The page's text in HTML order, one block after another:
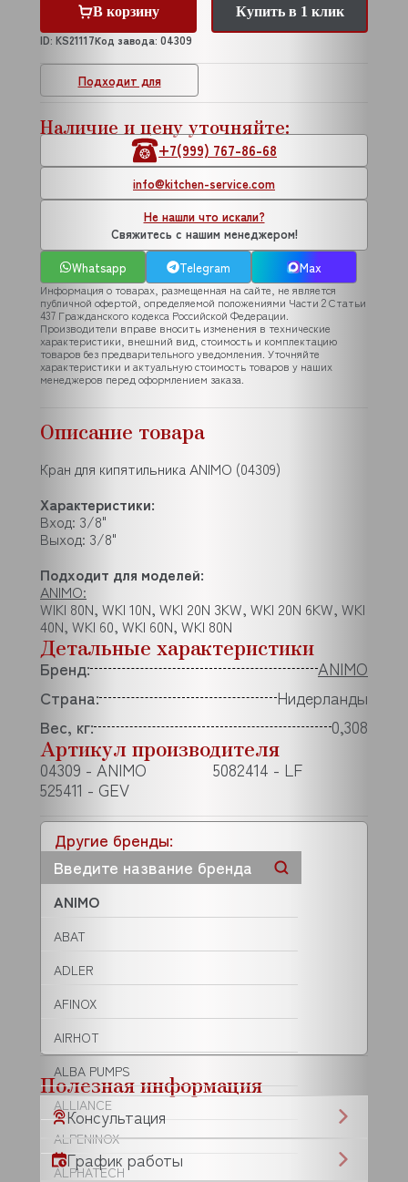
Другие бренды:
ANIMO
ABAT
ADLER
AFINOX
AIRHOT
ALBA PUMPS
ALLIANCE
ALPENINOX
ALPHATECH
Подходит для
В корзину
Купить в 1 клик
ID: KS21117Код завода: 04309
Наличие и цену уточняйте:
+7(999) 767-86-68
info@kitchen-service.com
Не нашли что искали?
Свяжитесь с нашим менеджером!
Whatsapp
Telegram Max
Информация о товарах, размещенная на сайте, не является
публичной офертой, определяемой положениями Части 2 Статьи
437 Гражданского кодекса Российской Федерации.
Производители вправе вносить изменения в технические
характеристики, внешний вид, стоимость и комплектацию
товаров без предварительного уведомления. Уточняйте
характеристики и актуальную стоимость товаров у наших
менеджеров перед оформлением заказа.
Описание товара
Кран для кипятильника ANIMO (04309)
Характеристики:
Вход: 3/8"
Выход: 3/8"
Подходит для моделей:
ANIMO:
WIKI 80N, WKI 10N, WKI 20N 3KW, WKI 20N 6KW, WKI
40N, WKI 60, WKI 60N, WKI 80N
Детальные характеристики
Бренд:
ANIMO
Страна:
Нидерланды
Вес, кг:
0,308
Артикул производителя
04309 - ANIMO
525411 - GEV
5082414 - LF
Полезная информация
Консультация
График работы